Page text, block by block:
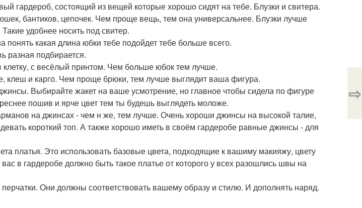
гардероб, состоящий из вещей которые хорошо сидят на тебе. Блузки и свитера.
бантиков, цепочек. Чем проще вещь, тем она универсальнее. Блузки лучше
удобнее носить под свитер.
какая длина юбки тебе подойдет тебе больше всего.
разная подбирается.
с весёлый принтом. Чем больше юбок тем лучше.
клеш и карго. Чем проще брюки, тем лучше выглядит ваша фигура.
Выбирайте жакет на ваше усмотрение, но главное чтобы сидела по фигуре
пошив и ярче цвет тем ты будешь выглядеть моложе.
на джинсах - чем н же, тем лучше. Очень хороши джинсы на высокой талие,
короткий топ. А также хорошо иметь в своём гардеробе равные джинсы - для
платья. Это использовать базовые цвета, подходящие к вашиму макияжу, цвету
в гардеробе должно быть такое платье от которого у всех разошлись швы на
Они должны соответствовать вашему образу и стилю. И дополнять наряд.
⇨